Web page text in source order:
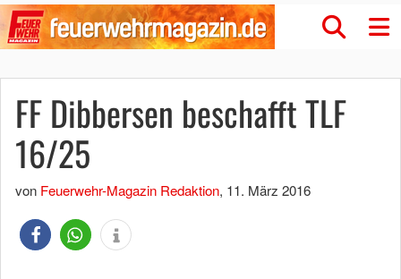
FF Dibbersen beschafft TLF
16/25
von Feuerwehr-Magazin Redaktion, 11. März 2016